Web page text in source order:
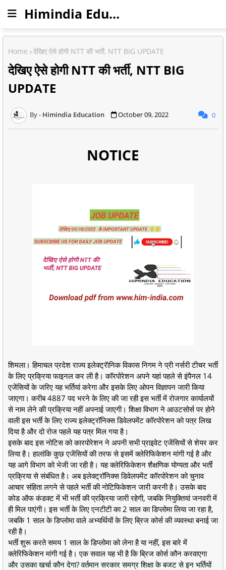
Himindia Education
Home देखिए ऐसे होगी NTT की भर्ती, NTT BIG UPDATE
देखिए ऐसे होगी NTT की भर्ती, NTT BIG
UPDATE
Himindia Education October 09, 2022 0
NOTICE
शिमला। हिमाचल प्रदेश राज्य इलेक्ट्रॅानिक विकास निगम ने प्री नर्सरी टीचर भर्ती
के लिए प्रक्रिया फाइनल कर ली है। कॉरपोरेशन अपने यहां पहले से इंपैनल 14
एजेंसियों के जरिए यह भर्तियां करेगा और इसके लिए ओपन विज्ञापन जारी किया
जाएगा। करीब 4887 पद भरने के लिए की जा रही इस भर्ती में रोजगार कार्यालयों
से नाम लेने की प्रक्रिया नहीं अपनाई जाएगी। शिक्षा विभाग ने आउटसोर्स पर होने
वाली इस भर्ती के लिए राज्य इलेक्ट्रॉनिक्स डिवेलपमेंट कॉरपोरेशन को पत्र लिख
दिया है और दो रोज पहले यह पत्र मिल गया है।
इसके बाद इस नोटिस को कारपोरेशन ने अपनी सभी प्राइवेट एजेंसियों से शेयर कर
लिया है। हालांकि कुछ एजेंसियों की तरफ से इसमें क्लेरिफिकेशन मांगी गई है और
यह आगे विभाग को भेजी जा रही है। यह क्लेरिफिकेशन शैक्षणिक योग्यता और भर्ती
प्रक्रिया से संबंधित है। अब इलेक्ट्रॉनिक्स डिवेलपमेंट कॉरपोरेशन को चुनाव
आचार संहिता लगने से पहले भर्ती की नोटिफिकेशन जारी करनी है। उसके बाद
कोड ऑफ कंडक्ट में भी भर्ती की प्रक्रिया जारी रहेगी, जबकि नियुक्तियां जनवरी में
ही मिल पाएंगी। इस भर्ती के लिए एनटीटी का 2 साल का डिप्लोमा लिया जा रहा है,
जबकि 1 साल के डिप्लोमा वाले अभ्यर्थियों के लिए ब्रिज कोर्स की व्यवस्था बनाई जा
रही है।
भर्ती शुरू करते समय 1 साल के डिप्लोमा को लेना है या नहीं, इस बारे में
क्लेरिफिकेशन मांगी गई है। एक सवाल यह भी है कि ब्रिज कोर्स कौन करवाएगा
और उसका खर्चा कौन देगा? वर्तमान सरकार समग्र शिक्षा के बजट से इन भर्तियों